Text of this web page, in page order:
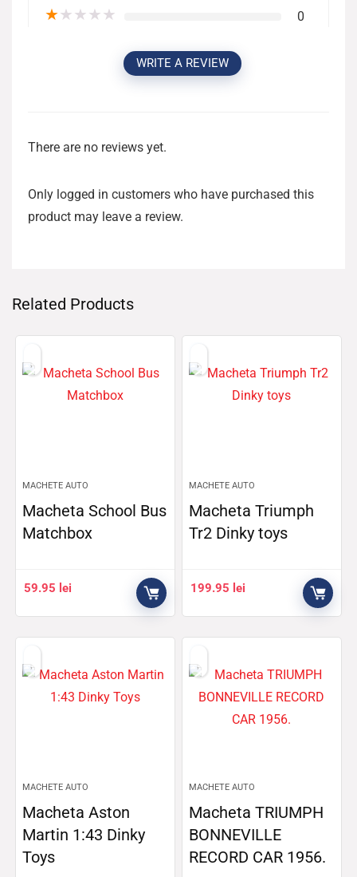
★★★★★ 0
WRITE A REVIEW
There are no reviews yet.
Only logged in customers who have purchased this
product may leave a review.
Related Products
MACHETE AUTO
Macheta School Bus
Matchbox
59.95 lei
MACHETE AUTO
Macheta Triumph
Tr2 Dinky toys
199.95 lei
MACHETE AUTO
Macheta Aston
Martin 1:43 Dinky
Toys
MACHETE AUTO
Macheta TRIUMPH
BONNEVILLE
RECORD CAR 1956.